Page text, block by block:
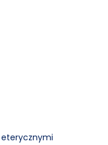
eterycznymi